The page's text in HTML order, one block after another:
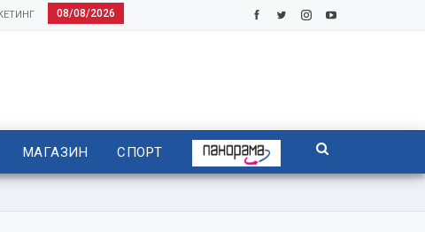
08/08/2026
МАГАЗИН СПОРТ